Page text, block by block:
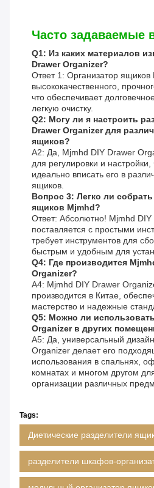
Часто задаваемые
Q1: Из каких материалов
Drawer Organizer?
Ответ 1: Организатор ящиков
высококачественного,
что обеспечивает
легкую очистку.
Q2: Могу ли я настроить
Drawer Organizer для
ящиков?
A2: Да, Mjmhd DIY Drawer
для регулировки и настройки,
идеально вписать его в
ящиков.
Вопрос 3: Легко ли собрать
ящиков Mjmhd?
Ответ: Абсолютно! Mjmhd
поставляется с простыми
требует инструментов для
быстрым и удобным для
Q4: Где производится
Organizer?
A4: Mjmhd DIY Drawer
производится в Китае,
мастерство и надежные
Q5: Можно ли
Organizer в других
A5: Да, универсальный
Organizer делает его
использования в спальнях,
комнатах и многом другом
организации различных
Tags:
Диетические разделители
разделители шкафов-